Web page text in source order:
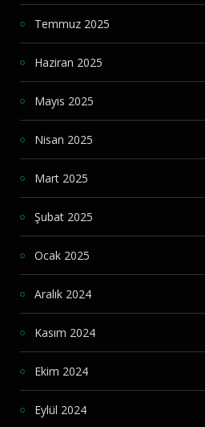
Temmuz 2025
Haziran 2025
Mayıs 2025
Nisan 2025
Mart 2025
Şubat 2025
Ocak 2025
Aralık 2024
Kasım 2024
Ekim 2024
Eylül 2024